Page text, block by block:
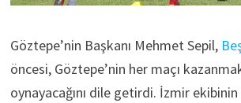
Göztepe’nin Başkanı Mehmet Sepil,
öncesi, Göztepe’nin her maçı
oynayacağını dile getirdi. İzmir